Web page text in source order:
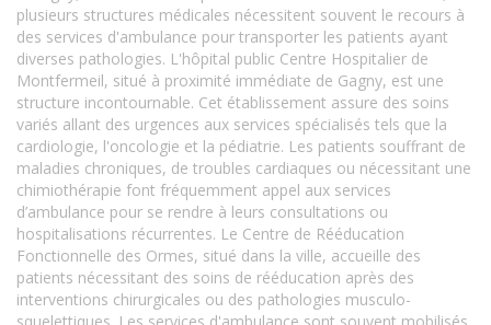
plusieurs structures médicales nécessitent souvent le recours à
des services d'ambulance pour transporter les patients ayant
diverses pathologies. L'hôpital public Centre Hospitalier de
Montfermeil, situé à proximité immédiate de Gagny, est une
structure incontournable. Cet établissement assure des soins
variés allant des urgences aux services spécialisés tels que la
cardiologie, l'oncologie et la pédiatrie. Les patients souffrant de
maladies chroniques, de troubles cardiaques ou nécessitant une
chimiothérapie font fréquemment appel aux services
d’ambulance pour se rendre à leurs consultations ou
hospitalisations récurrentes. Le Centre de Rééducation
Fonctionnelle des Ormes, situé dans la ville, accueille des
patients nécessitant des soins de rééducation après des
interventions chirurgicales ou des pathologies musculo-